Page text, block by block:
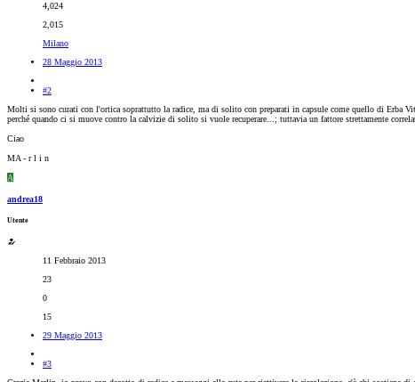
4,024
2,015
Milano
28 Maggio 2013
#2
Molti si sono curati con l'ortica soprattutto la radice, ma di solito con preparati in capsule come quello di Erba
perché quando ci si muove contro la calvizie di solito si vuole recuperare...; tuttavia un fattore strettamente
Ciao
MA - r l i n
A
andrea18
Utente
11 Febbraio 2013
23
0
15
29 Maggio 2013
#3